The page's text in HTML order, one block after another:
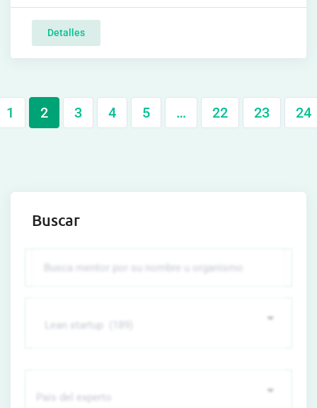
Detalles
1 2 3 4 5 … 22 23 24
Buscar